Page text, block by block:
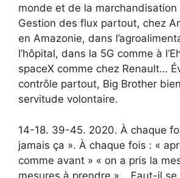
monde et de la marchandisation
Gestion des flux partout, chez
en Amazonie, dans
l’hôpital, dans la 5G comme à
spaceX comme chez Renault…
contrôle partout, Big Brother
servitude volontaire.
14-18. 39-45. 2020. À chaque
jamais ça ». À chaque fois : «
comme avant » « on a pris la
mesures à prendre »… Faut-il se